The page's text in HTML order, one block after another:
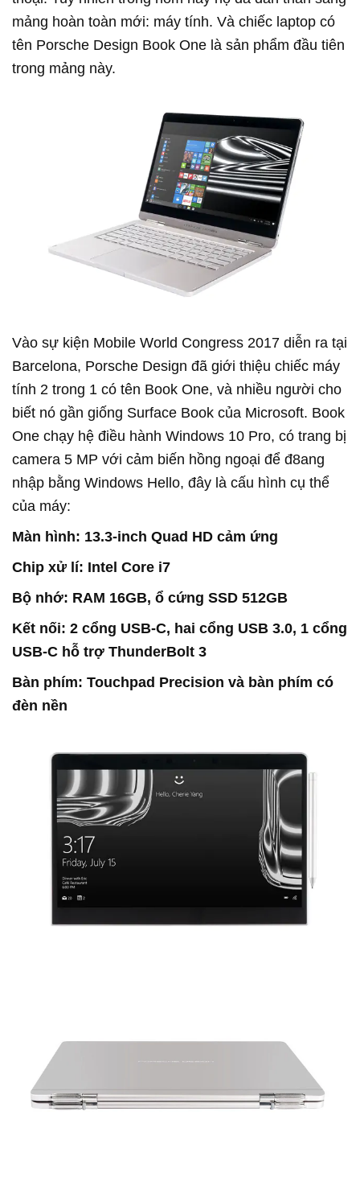
mảng hoàn toàn mới: máy tính. Và chiếc laptop có
tên Porsche Design Book One là sản phẩm đầu tiên
trong mảng này.
Vào sự kiện Mobile World Congress 2017 diễn ra tại
Barcelona, Porsche Design đã giới thiệu chiếc máy
tính 2 trong 1 có tên Book One, và nhiều người cho
biết nó gần giống Surface Book của Microsoft. Book
One chạy hệ điều hành Windows 10 Pro, có trang bị
camera 5 MP với cảm biến hồng ngoại để đ8ang
nhập bằng Windows Hello, đây là cấu hình cụ thể
của máy:
Màn hình: 13.3-inch Quad HD cảm ứng
Chip xử lí: Intel Core i7
Bộ nhớ: RAM 16GB, ổ cứng SSD 512GB
Kết nối: 2 cổng USB-C, hai cổng USB 3.0, 1 cổng
USB-C hỗ trợ ThunderBolt 3
Bàn phím: Touchpad Precision và bàn phím có
đèn nền